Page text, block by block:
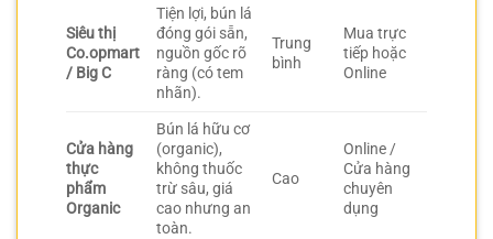
Siêu thị
Co.opmart
/ Big C
Tiện lợi, bún lá
đóng gói sẵn,
nguồn gốc rõ
ràng (có tem
nhãn).
Trung
bình
Mua trực
tiếp hoặc
Online
Cửa hàng
thực
phẩm
Organic
Bún lá hữu cơ
(organic),
không thuốc
trừ sâu, giá
cao nhưng an
toàn.
Cao
Online /
Cửa hàng
chuyên
dụng